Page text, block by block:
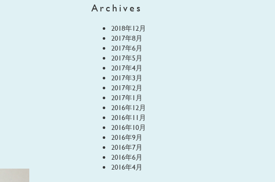
Archives
2018年12月
2017年8月
2017年6月
2017年5月
2017年4月
2017年3月
2017年2月
2017年1月
2016年12月
2016年11月
2016年10月
2016年9月
2016年7月
2016年6月
2016年4月